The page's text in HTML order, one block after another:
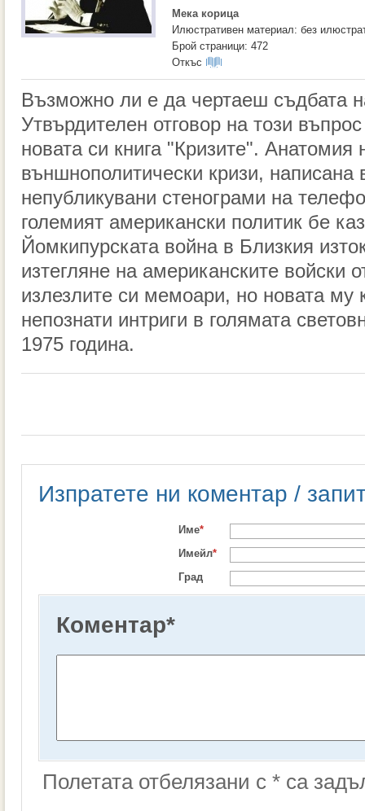
Мека корица
Илюстративен материал: без
Брой страници: 472
Откъс
Възможно ли е да чертаеш съдбата
Утвърдителен отговор на този
новата си книга "Кризите". Анатомия
външнополитически кризи, написана
непубликувани стенограми на
големият американски политик бе
Йомкипурската война в Близкия
изтегляне на американските войски
излезлите си мемоари, но новата му
непознати интриги в голямата
1975 година.
Изпратете ни коментар /
Име*
Имейл*
Град
Коментар*
Полетата отбелязани с * са